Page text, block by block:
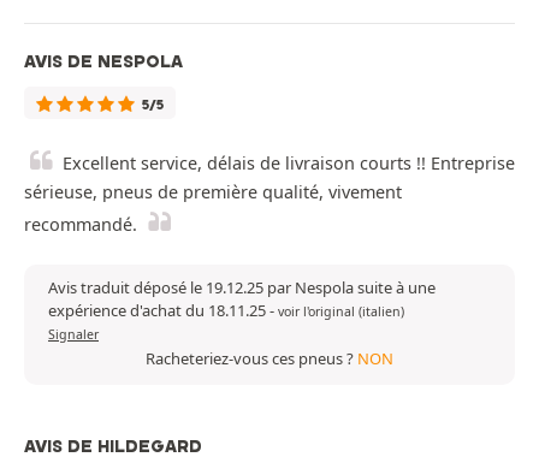
AVIS DE NESPOLA
5/5
Excellent service, délais de livraison courts !! Entreprise
sérieuse, pneus de première qualité, vivement
recommandé.
Avis traduit déposé le 19.12.25 par Nespola suite à une
expérience d'achat du 18.11.25- voir l'original (italien)
Signaler
Racheteriez-vous ces pneus ? NON
AVIS DE HILDEGARD